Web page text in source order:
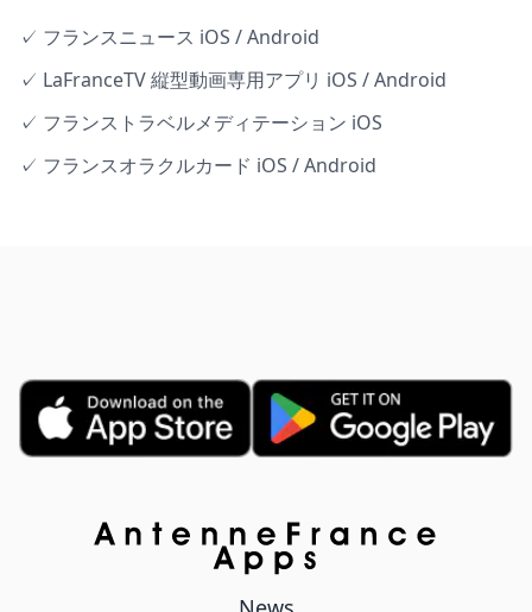
✓ フランスニュース iOS / Android
✓ LaFranceTV 縦型動画専用アプリ iOS / Android
✓ フランストラベルメディテーション iOS
✓ フランスオラクルカード iOS / Android